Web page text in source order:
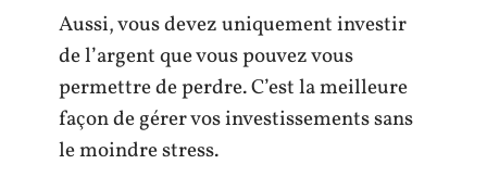
Aussi, vous devez uniquement investir
de l’argent que vous pouvez vous
permettre de perdre. C’est la meilleure
façon de gérer vos investissements sans
le moindre stress.